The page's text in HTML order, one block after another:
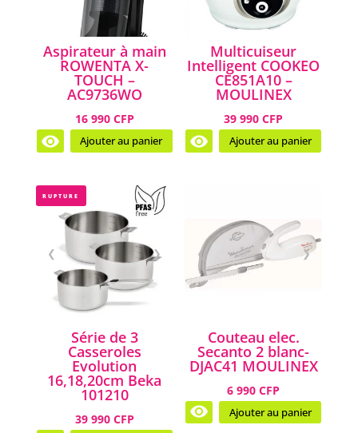
Aspirateur à main
ROWENTA X-
TOUCH –
AC9736WO
16 990 CFP
Ajouter au panier
Multicuiseur
Intelligent COOKEO
CE851A10 –
MOULINEX
39 990 CFP
Ajouter au panier
RUPTURE
❮ ❯
Série de 3
Casseroles
Evolution
16,18,20cm Beka
101210
39 990 CFP
❮ ❯
Couteau elec.
Secanto 2 blanc-
DJAC41 MOULINEX
6 990 CFP
Ajouter au panier